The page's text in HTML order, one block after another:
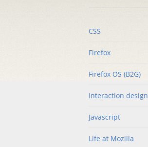
CSS
Firefox
Firefox OS (B2G)
Interaction design
Javascript
Life at Mozilla